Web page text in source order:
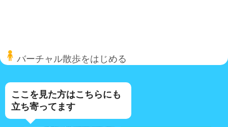
バーチャル散歩をはじめる
ここを見た方はこちらにも
立ち寄ってます